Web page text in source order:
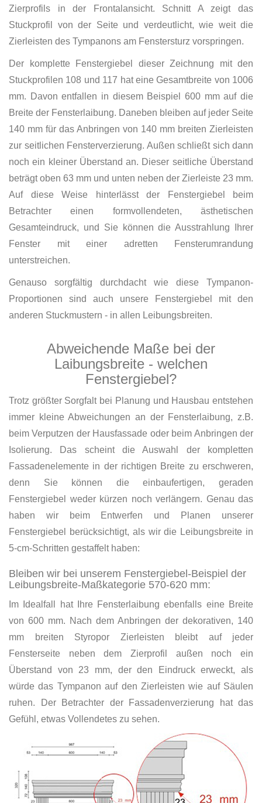
Zierprofils in der Frontalansicht. Schnitt A zeigt das
Stuckprofil von der Seite und verdeutlicht, wie weit die
Zierleisten des Tympanons am Fenstersturz vorspringen.
Der komplette Fenstergiebel dieser Zeichnung mit den
Stuckprofilen 108 und 117 hat eine Gesamtbreite von 1006
mm. Davon entfallen in diesem Beispiel 600 mm auf die
Breite der Fensterlaibung. Daneben bleiben auf jeder Seite
140 mm für das Anbringen von 140 mm breiten Zierleisten
zur seitlichen Fensterverzierung. Außen schließt sich dann
noch ein kleiner Überstand an. Dieser seitliche Überstand
beträgt oben 63 mm und unten neben der Zierleiste 23 mm.
Auf diese Weise hinterlässt der Fenstergiebel beim
Betrachter einen formvollendeten, ästhetischen
Gesamteindruck, und Sie können die Ausstrahlung Ihrer
Fenster mit einer adretten Fensterumrandung
unterstreichen.
Genauso sorgfältig durchdacht wie diese Tympanon-
Proportionen sind auch unsere Fenstergiebel mit den
anderen Stuckmustern - in allen Leibungsbreiten.
Abweichende Maße bei der
Laibungsbreite - welchen
Fenstergiebel?
Trotz größter Sorgfalt bei Planung und Hausbau entstehen
immer kleine Abweichungen an der Fensterlaibung, z.B.
beim Verputzen der Hausfassade oder beim Anbringen der
Isolierung. Das scheint die Auswahl der kompletten
Fassadenelemente in der richtigen Breite zu erschweren,
denn Sie können die einbaufertigen, geraden
Fenstergiebel weder kürzen noch verlängern. Genau das
haben wir beim Entwerfen und Planen unserer
Fenstergiebel berücksichtigt, als wir die Leibungsbreite in
5-cm-Schritten gestaffelt haben:
Bleiben wir bei unserem Fenstergiebel-Beispiel der
Leibungsbreite-Maßkategorie 570-620 mm:
Im Idealfall hat Ihre Fensterlaibung ebenfalls eine Breite
von 600 mm. Nach dem Anbringen der dekorativen, 140
mm breiten Styropor Zierleisten bleibt auf jeder
Fensterseite neben dem Zierprofil außen noch ein
Überstand von 23 mm, der den Eindruck erweckt, als
würde das Tympanon auf den Zierleisten wie auf Säulen
ruhen. Der Betrachter der Fassadenverzierung hat das
Gefühl, etwas Vollendetes zu sehen.